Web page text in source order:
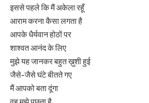
इससे पहले कि मैं अकेला रहूँ
आराम करना कैसा लगता है
आपके धैर्यवान होठों पर
शाश्वत आनंद के लिए
मुझे यह जानकर बहुत ख़ुशी हुई
जैसे-जैसे घंटे बीतते गए
मैं आपको बता दूंगा